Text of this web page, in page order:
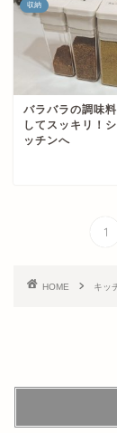
収納
バラバラの調味
してスッキリ！
ッチンへ
1
HOME キッ